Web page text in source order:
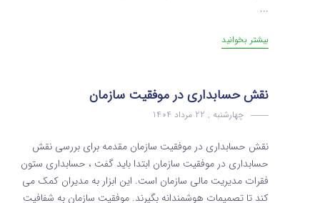
...
بیشتر بخوانید
نقش حسابداری در موفقیت سازمان
چهارشنبه , 22 مرداد 1404
نقش حسابداری در موفقیت سازمان مقدمه برای بررسی نقش
حسابداری در موفقیت سازمان ابتدا باید گفت ، حسابداری ستون
فقرات مدیریت مالی سازمان است. این ابزار به مدیران کمک می
کند تا تصمیمات هوشمندانه بگیرند. موفقیت سازمان به شفافیت